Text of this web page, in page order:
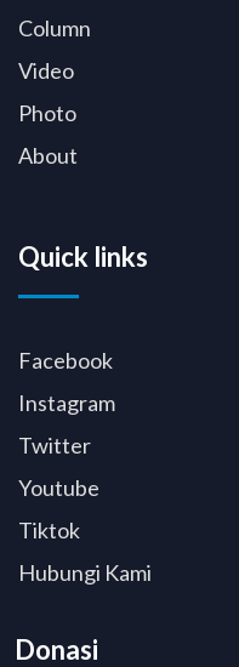
Column
Video
Photo
About
Quick links
Facebook
Instagram
Twitter
Youtube
Tiktok
Hubungi Kami
Donasi